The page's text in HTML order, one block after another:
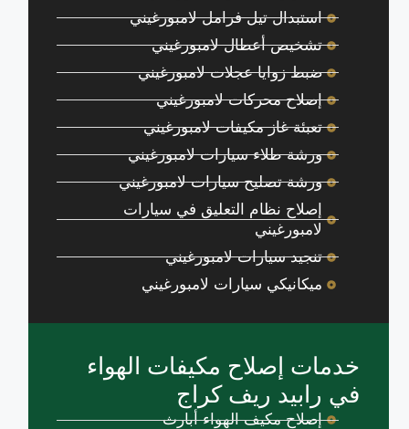
استبدال تيل فرامل لامبورغيني
تشخيص أعطال لامبورغيني
ضبط زوايا عجلات لامبورغيني
إصلاح محركات لامبورغيني
تعبئة غاز مكيفات لامبورغيني
ورشة طلاء سيارات لامبورغيني
ورشة تصليح سيارات لامبورغيني
إصلاح نظام التعليق في سيارات
لامبورغيني
تنجيد سيارات لامبورغيني
ميكانيكي سيارات لامبورغيني
خدمات إصلاح مكيفات الهواء
في رابيد ريف كراج
إصلاح مكيف الهواء أبارث